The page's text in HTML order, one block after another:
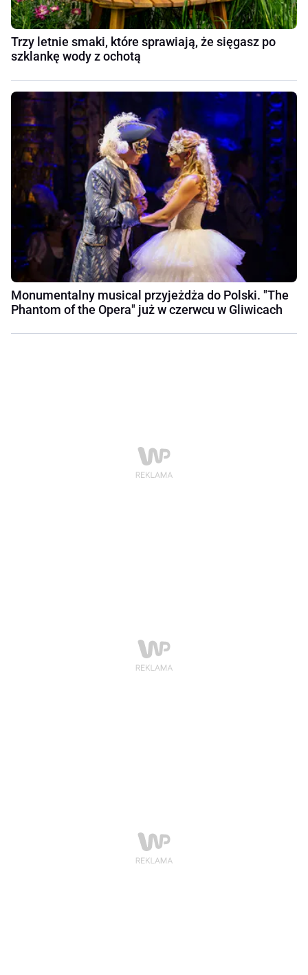
Trzy letnie smaki, które sprawiają, że sięgasz po
szklankę wody z ochotą
Monumentalny musical przyjeżdża do Polski. "The
Phantom of the Opera" już w czerwcu w Gliwicach